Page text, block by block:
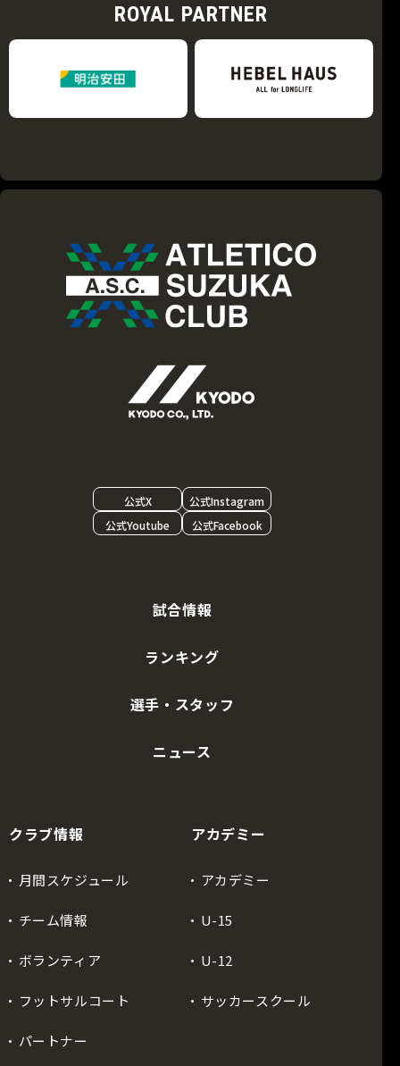
ROYAL PARTNER
公式X
公式Instagram
公式Youtube
公式Facebook
試合情報
ランキング
選手・スタッフ
ニュース
クラブ情報
月間スケジュール
チーム情報
ボランティア
フットサルコート
パートナー
アカデミー
アカデミー
U-15
U-12
サッカースクール